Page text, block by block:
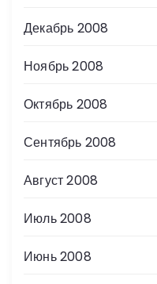
Декабрь 2008
Ноябрь 2008
Октябрь 2008
Сентябрь 2008
Август 2008
Июль 2008
Июнь 2008